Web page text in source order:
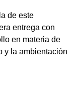
de este
entrega con
en materia de
y la ambientación